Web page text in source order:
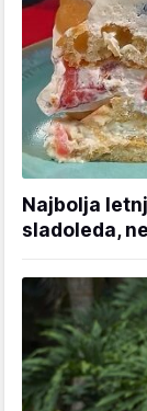
Najbolja
sladoleda,